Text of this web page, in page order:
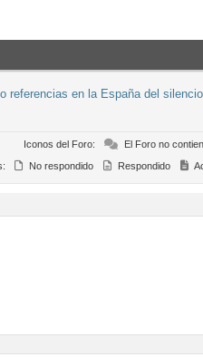
referencias en la España del silencio
Iconos del Foro: El Foro no
No respondido Respondido